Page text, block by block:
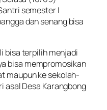
semester I
dan senang bisa
bisa terpilih menjadi
bisa mempromosikan
maupun ke sekolah-
asal Desa Karangbong